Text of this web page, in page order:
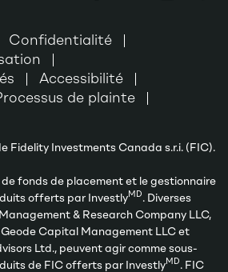
Confidentialité
Accessibilité
de plainte
Fidelity Investments Canada s.r.i. (FIC).
fonds de placement et le gestionnaire
offerts par InvestlyMD. Diverses
& Research Company LLC,
Geode Capital Management LLC et
Ltd., peuvent agir comme sous-
de FIC offerts par InvestlyMD. FIC